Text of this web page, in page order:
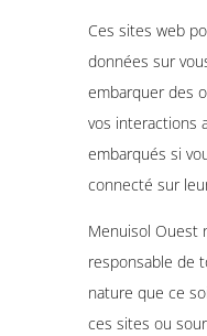
Ces sites web
données sur
embarquer des
vos interactions
embarqués si
connecté sur
Menuisol Ouest
responsable de
nature que ce
ces sites ou